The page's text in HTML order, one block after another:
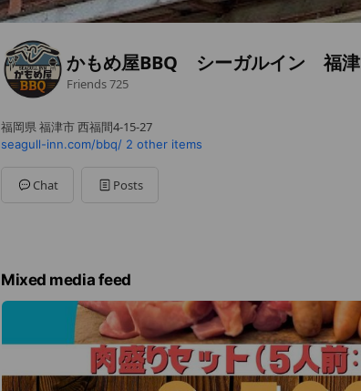
かもめ屋BBQ シーガルイン 福津
Friends725
福岡県 福津市 西福間4-15-27
seagull-inn.com/bbq/ 2 other items
Chat Posts
Mixed media feed